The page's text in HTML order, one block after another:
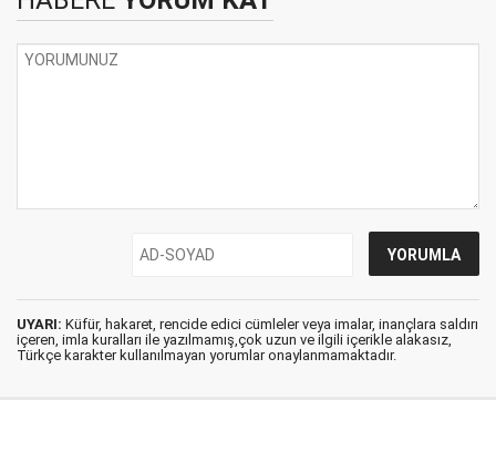
UYARI: Küfür, hakaret, rencide edici cümleler veya imalar, inançlara saldırı
içeren, imla kuralları ile yazılmamış,çok uzun ve ilgili içerikle alakasız,
Türkçe karakter kullanılmayan yorumlar onaylanmamaktadır.